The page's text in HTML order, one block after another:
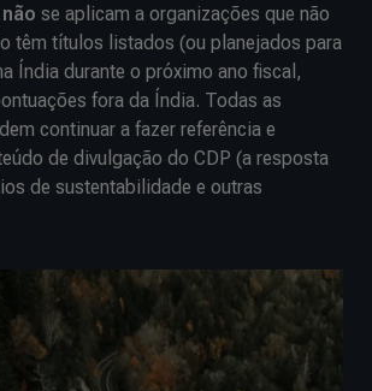
não se aplicam a organizações que não
têm títulos listados (ou planejados para
Índia durante o próximo ano fiscal,
fora da Índia. Todas as
continuar a fazer referência e
de divulgação do CDP (a resposta
de sustentabilidade e outras